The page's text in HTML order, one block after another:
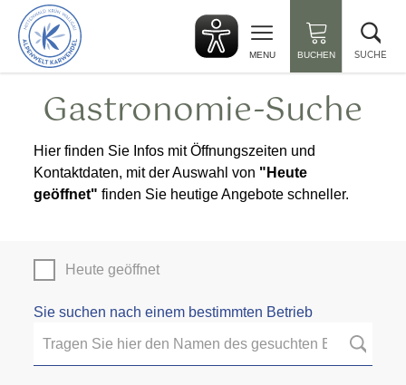
zurück
zur
Startseite
MENU BUCHEN SUCHE
Gastronomie-Suche
Hier finden Sie Infos mit Öffnungszeiten und
Kontaktdaten, mit der Auswahl von "Heute
geöffnet" finden Sie heutige Angebote schneller.
Heute geöffnet
Sie suchen nach einem bestimmten Betrieb